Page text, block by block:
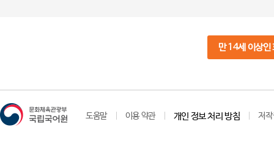
만 14세 이상인
도움말 이용 약관 개인 정보 처리 방침 저